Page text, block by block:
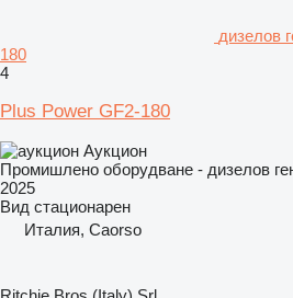
дизелов
180
4
Plus Power GF2-180
Аукцион
Промишлено оборудване - дизелов
2025
Вид стационарен
Италия, Caorso